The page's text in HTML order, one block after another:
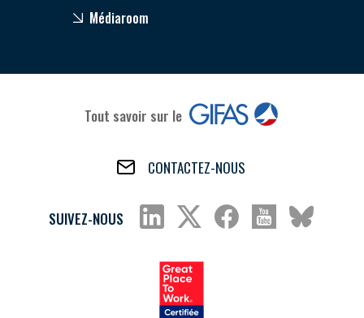
Médiaroom
Tout savoir sur le
CONTACTEZ-NOUS
SUIVEZ-NOUS